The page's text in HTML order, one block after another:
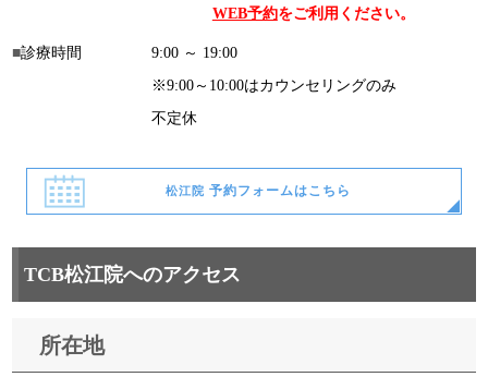
WEB予約をご利用ください。
診療時間
9:00 ～ 19:00
※9:00～10:00はカウンセリングのみ
不定休
松江院 予約フォームはこちら
TCB松江院へのアクセス
所在地